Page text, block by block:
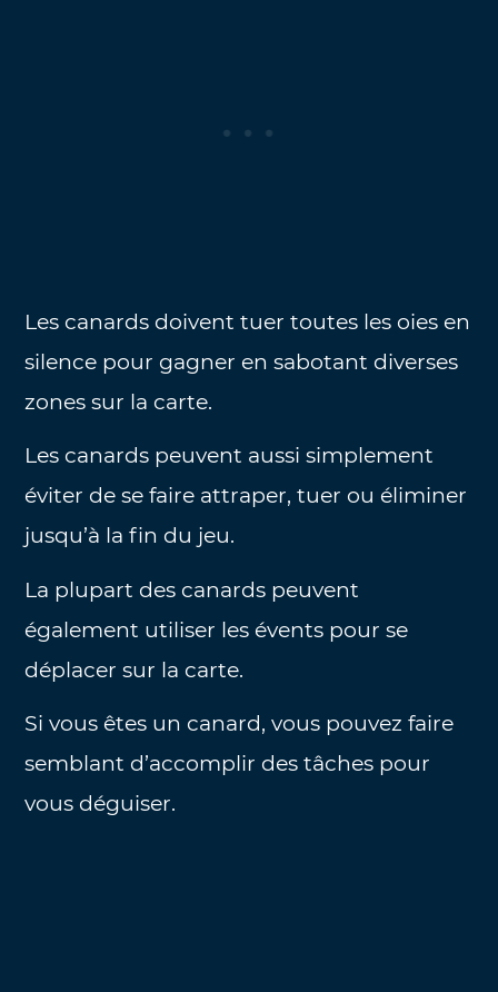
Les canards doivent tuer toutes les oies en
silence pour gagner en sabotant diverses
zones sur la carte.
Les canards peuvent aussi simplement
éviter de se faire attraper, tuer ou éliminer
jusqu’à la fin du jeu.
La plupart des canards peuvent
également utiliser les évents pour se
déplacer sur la carte.
Si vous êtes un canard, vous pouvez faire
semblant d’accomplir des tâches pour
vous déguiser.